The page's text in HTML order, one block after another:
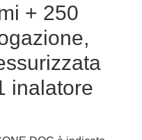
+ 250
inalatore